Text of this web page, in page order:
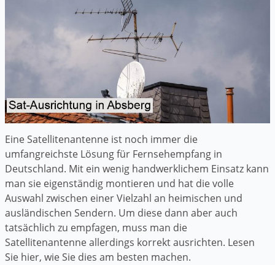
Eine Satellitenantenne ist noch immer die
umfangreichste Lösung für Fernsehempfang in
Deutschland. Mit ein wenig handwerklichem Einsatz kann
man sie eigenständig montieren und hat die volle
Auswahl zwischen einer Vielzahl an heimischen und
ausländischen Sendern. Um diese dann aber auch
tatsächlich zu empfagen, muss man die
Satellitenantenne allerdings korrekt ausrichten. Lesen
Sie hier, wie Sie dies am besten machen.